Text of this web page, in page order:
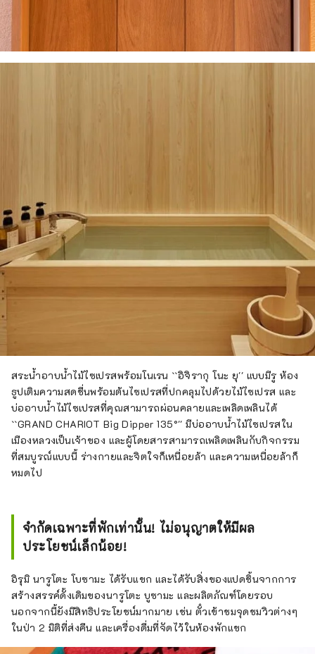
สระน้ำอาบน้ำไม้ไซเปรสพร้อมโนเรน ``อิจิรากุ โนะ ยุ'' แบบมีรู ห้อง
ธูปเติมความสดชื่นพร้อมต้นไซเปรสที่ปกคลุมไปด้วยไม้ไซเปรส และ
บ่ออาบน้ำไม้ไซเปรสที่คุณสามารถผ่อนคลายและเพลิดเพลินได้
``GRAND CHARIOT Big Dipper 135°'' มีบ่ออาบน้ำไม้ไซเปรสใน
เมืองหลวงเป็นเจ้าของ และผู้โดยสารสามารถเพลิดเพลินกับกิจกรรม
ที่สมบูรณ์แบบนี้ ร่างกายและจิตใจก็เหนื่อยล้า และความเหนื่อยล้าก็
หมดไป
จำกัดเฉพาะที่พักเท่านั้น! ไม่อนุญาตให้มีผล
ประโยชน์เล็กน้อย!
อิรุมิ นารูโตะ โบซามะ ได้รับแขก และได้รับสิ่งของแปดชิ้นจากการ
สร้างสรรค์ดั้งเดิมของนารูโตะ บูซามะ และผลิตภัณฑ์โดยรอบ
นอกจากนี้ยังมีสิทธิประโยชน์มากมาย เช่น ตั๋วเข้าชมจุดชมวิวต่างๆ
ในป่า 2 มิติที่ส่งคืน และเครื่องดื่มที่จัดไว้ในห้องพักแขก